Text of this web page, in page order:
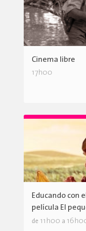
Cinema libre
17h00
Educando con
película El
de 11h00 a